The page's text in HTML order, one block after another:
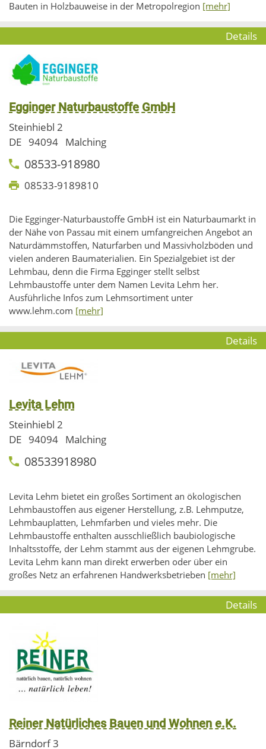
Bauten in Holzbauweise in der Metropolregion [mehr]
Details
Egginger Naturbaustoffe GmbH
Steinhiebl 2
DE 94094 Malching
08533-918980
08533-9189810
Die Egginger-Naturbaustoffe GmbH ist ein Naturbaumarkt in
der Nähe von Passau mit einem umfangreichen Angebot an
Naturdämmstoffen, Naturfarben und Massivholzböden und
vielen anderen Baumaterialien. Ein Spezialgebiet ist der
Lehmbau, denn die Firma Egginger stellt selbst
Lehmbaustoffe unter dem Namen Levita Lehm her.
Ausführliche Infos zum Lehmsortiment unter
www.lehm.com [mehr]
Details
Levita Lehm
Steinhiebl 2
DE 94094 Malching
08533918980
Levita Lehm bietet ein großes Sortiment an ökologischen
Lehmbaustoffen aus eigener Herstellung, z.B. Lehmputze,
Lehmbauplatten, Lehmfarben und vieles mehr. Die
Lehmbaustoffe enthalten ausschließlich baubiologische
Inhaltsstoffe, der Lehm stammt aus der eigenen Lehmgrube.
Levita Lehm kann man direkt erwerben oder über ein
großes Netz an erfahrenen Handwerksbetrieben [mehr]
Details
Reiner Natürliches Bauen und Wohnen e.K.
Bärndorf 3